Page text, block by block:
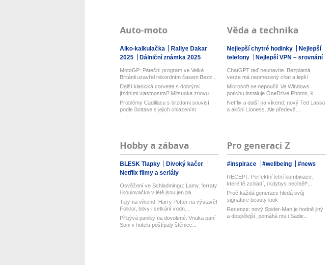
Auto-moto
Alko-kalkulačka
Rallye Dakar
2025
Dálniční známka 2025
MotoGP: Páteční program ve Velké
Británii uzavřel rekordním časem Bezz...
Další klasická corvette s dobrými
jízdními vlastnostmi? Mitsuoka znovu...
Problémy Cadillacu s brzdami souvisí
podle Bottase s jejich chlazením
Věda a technika
Nejlepší chytré hodinky
Nejlepší
telefony
Nejlepší VPN – srovnání
ChatGPT teď neunavíte. Bezplatná
verze má neomezený chat a lepší
model...
Microsoft se nepoučil. Ve Windows
potichu instaluje OneDrive Photos, k...
Netflix a další na víkend: nový Ted Lasso
a akční Lioness. Ale předevš...
Hobby a zábava
BLESK Tlapky
Divoký kačer
Netflix filmy a seriály
Osvěžení ve Schladmingu: Lamy, ferraty
i koulovačka v létě jsou jen pá...
Tipy na víkend: Harry Potter na výstavě!
Folklor, bitvy i setkání vodn...
Přibývá paniky na dovolené: Vnuka paní
Soni v hotelu poštípaly štěnice...
Pro generaci Z
#inspirace #wellbeing #news
RECEPT: Perfektní letní kombinace,
které tě zchladí, i kdybys nechtěl*...
Proč každá generace hledá svůj
signature beauty look
Recenze: nový Spider-Man je hodně jiný
a dospělejší, pomáhá mu i Sadie...